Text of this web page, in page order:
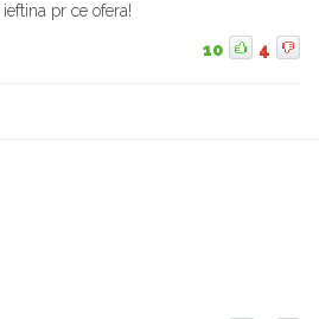
pr ce ofera!
10 4